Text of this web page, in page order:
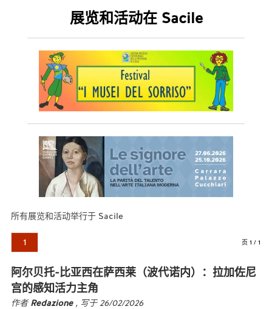
展览和活动在 Sacile
所有展览和活动举行于 Sacile
1 页 1 / 1
阿尔贝托-比亚西在萨西莱（波代诺内）：拉加佐尼
宫的感知活力主角
作者 Redazione , 写于 26/02/2026